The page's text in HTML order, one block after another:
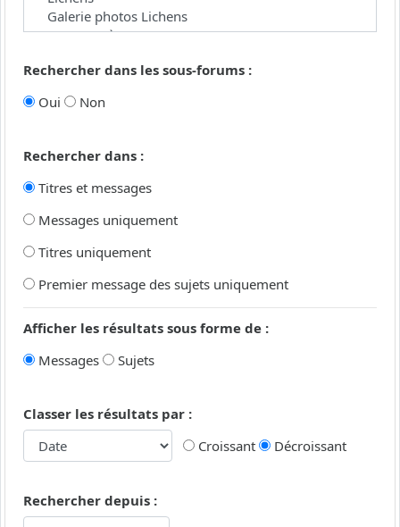
Rechercher dans les sous-forums :
Oui
Non
Rechercher dans :
Titres et messages
Messages uniquement
Titres uniquement
Premier message des sujets uniquement
Afficher les résultats sous forme de :
Messages
Sujets
Classer les résultats par :
Croissant
Décroissant
Rechercher depuis :